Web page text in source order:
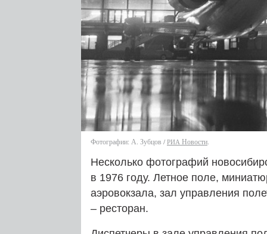
Фотографии: А. Зубцов /РИА Новости
Несколько фотографий
в 1976 году. Летное поле,
аэровокзала, зал управления
– ресторан.